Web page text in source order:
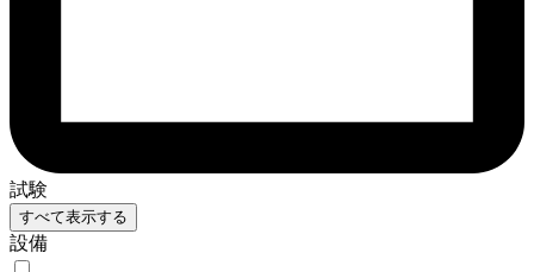
試験
すべて表示する
設備